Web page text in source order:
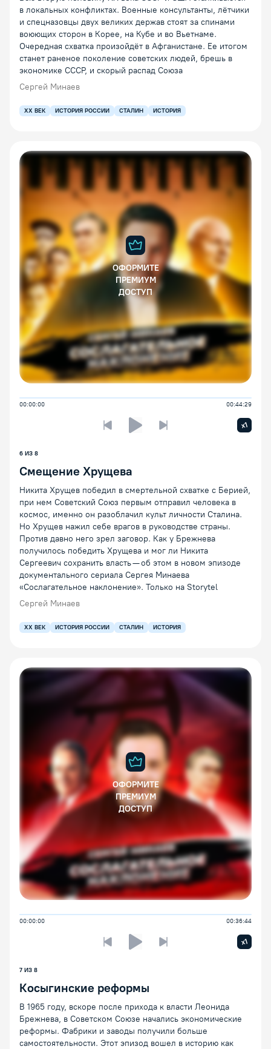
в локальных конфликтах. Военные консультанты, лётчики
и спецназовцы двух великих держав стоят за спинами
воюющих сторон в Корее, на Кубе и во Вьетнаме.
Очередная схватка произойдёт в Афганистане. Ее итогом
станет раненое поколение советских людей, брешь в
экономике СССР, и скорый распад Союза
Сергей Минаев
XX ВЕК ИСТОРИЯ РОССИИ СТАЛИН ИСТОРИЯ
ОФОРМИТЕ
ПРЕМИУМ
ДОСТУП
00:00:00 00:44:29
Предыдущая лекцияСледующая лекция
x1
6 ИЗ 8
Смещение Хрущева
Никита Хрущев победил в смертельной схватке с Берией,
при нем Советский Союз первым отправил человека в
космос, именно он разоблачил культ личности Сталина.
Но Хрущев нажил себе врагов в руководстве страны.
Против давно него зрел заговор. Как у Брежнева
получилось победить Хрущева и мог ли Никита
Сергеевич сохранить власть — об этом в новом эпизоде
документального сериала Сергея Минаева
«Сослагательное наклонение». Только на Storytel
Сергей Минаев
XX ВЕК ИСТОРИЯ РОССИИ СТАЛИН ИСТОРИЯ
ОФОРМИТЕ
ПРЕМИУМ
ДОСТУП
00:00:00 00:36:44
Предыдущая лекцияСледующая лекция
x1
7 ИЗ 8
Косыгинские реформы
В 1965 году, вскоре после прихода к власти Леонида
Брежнева, в Советском Союзе начались экономические
реформы. Фабрики и заводы получили больше
самостоятельности. Этот эпизод вошел в историю как